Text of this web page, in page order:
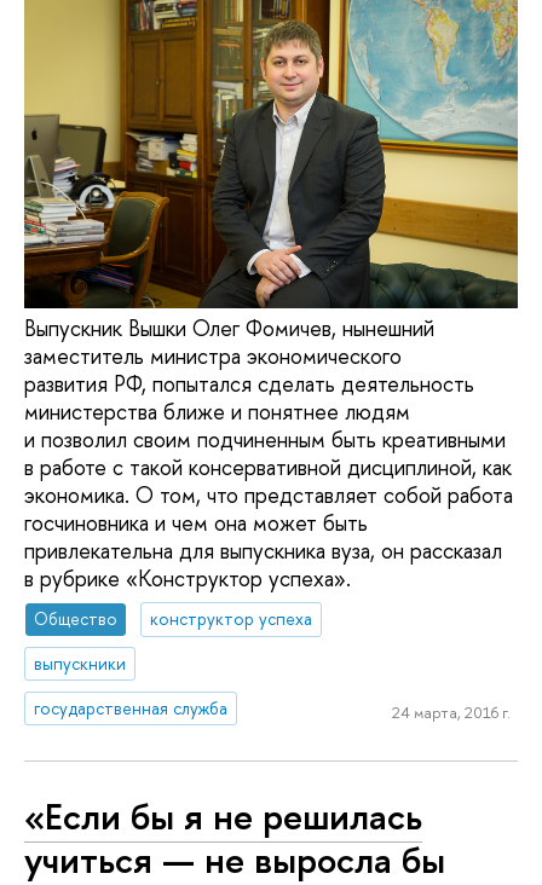
Выпускник Вышки Олег Фомичев, нынешний
заместитель министра экономического
развития РФ, попытался сделать деятельность
министерства ближе и понятнее людям
и позволил своим подчиненным быть креативными
в работе с такой консервативной дисциплиной, как
экономика. О том, что представляет собой работа
госчиновника и чем она может быть
привлекательна для выпускника вуза, он рассказал
в рубрике «Конструктор успеха».
Общество
конструктор успеха
выпускники
государственная служба
24 марта, 2016 г.
«Если бы я не решилась
учиться — не выросла бы